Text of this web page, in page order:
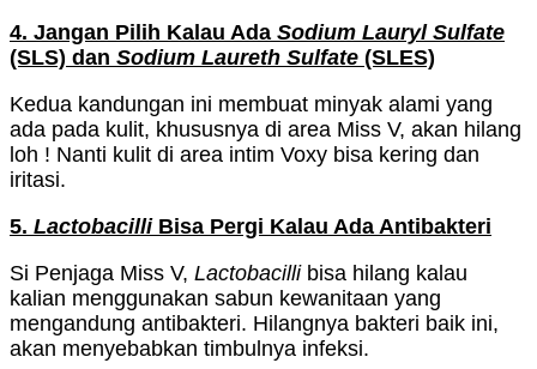
4. Jangan Pilih Kalau Ada Sodium Lauryl Sulfate
(SLS) dan Sodium Laureth Sulfate (SLES)
Kedua kandungan ini membuat minyak alami yang
ada pada kulit, khususnya di area Miss V, akan hilang
loh ! Nanti kulit di area intim Voxy bisa kering dan
iritasi.
5. LactobacilliBisa Pergi Kalau Ada Antibakteri
Si Penjaga Miss V, Lactobacillibisa hilang kalau
kalian menggunakan sabun kewanitaan yang
mengandung antibakteri. Hilangnya bakteri baik ini,
akan menyebabkan timbulnya infeksi.